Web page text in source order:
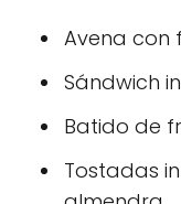
Avena con
Sándwich
Batido de
Tostadas